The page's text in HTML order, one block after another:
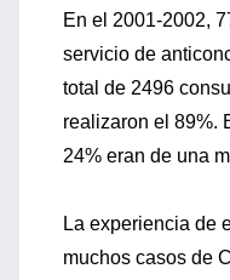
En el 2001-2002,
servicio de
total de 2496
realizaron el 89%.
24% eran de una
La experiencia de
muchos casos de